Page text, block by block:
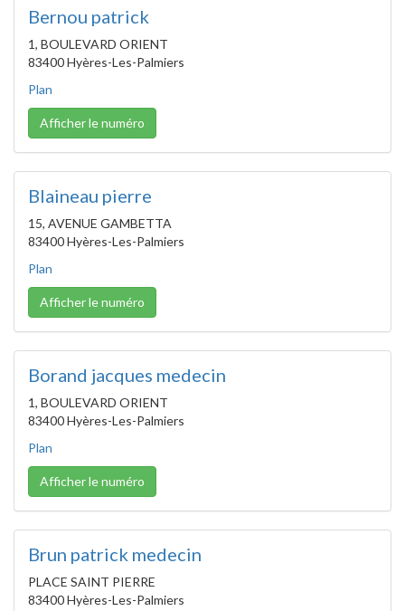
Bernou patrick
1, BOULEVARD ORIENT
83400 Hyères-Les-Palmiers
Plan
Afficher le numéro
Blaineau pierre
15, AVENUE GAMBETTA
83400 Hyères-Les-Palmiers
Plan
Afficher le numéro
Borand jacques medecin
1, BOULEVARD ORIENT
83400 Hyères-Les-Palmiers
Plan
Afficher le numéro
Brun patrick medecin
PLACE SAINT PIERRE
83400 Hyères-Les-Palmiers